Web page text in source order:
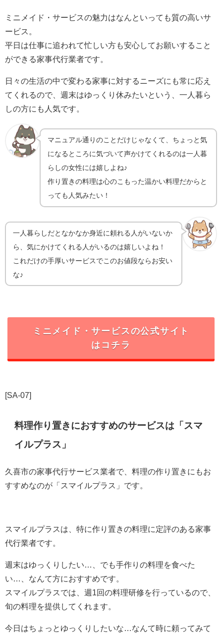
ミニメイド・サービスの魅力はなんといっても質の高いサ
ービス。
平日は仕事に追われて忙しい方も安心してお願いすること
ができる家事代行業者です。
日々の生活の中で変わる家事に対するニーズにも常に応え
てくれるので、週末はゆっくり休みたいという、一人暮ら
しの方にも人気です。
マニュアル通りのことだけじゃなくて、ちょっと気
になるところに気づいて声かけてくれるのは一人暮
らしの女性には嬉しよね♪
作り置きの料理は心のこもった温かい料理だからと
っても人気みたい！
一人暮らしだとなかなか身近に頼れる人がいないか
ら、気にかけてくれる人がいるのは嬉しいよね！
これだけの手厚いサービスでこのお値段ならお安い
な♪
ミニメイド・サービスの公式サイト
はコチラ
[SA-07]
料理作り置きにおすすめのサービスは「スマ
イルプラス」
久喜市の家事代行サービス業者で、料理の作り置きにもお
すすめなのが「スマイルプラス」です。
スマイルプラスは、特に作り置きの料理に定評のある家事
代行業者です。
週末はゆっくりしたい…、でも手作りの料理を食べた
い…、なんて方におすすめです。
スマイルプラスでは、週1回の料理研修を行っているので、
旬の料理を提供してくれます。
今日はちょっとゆっくりしたいな…なんて時に頼ってみて